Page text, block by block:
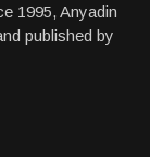
1995, Anyadin
published by